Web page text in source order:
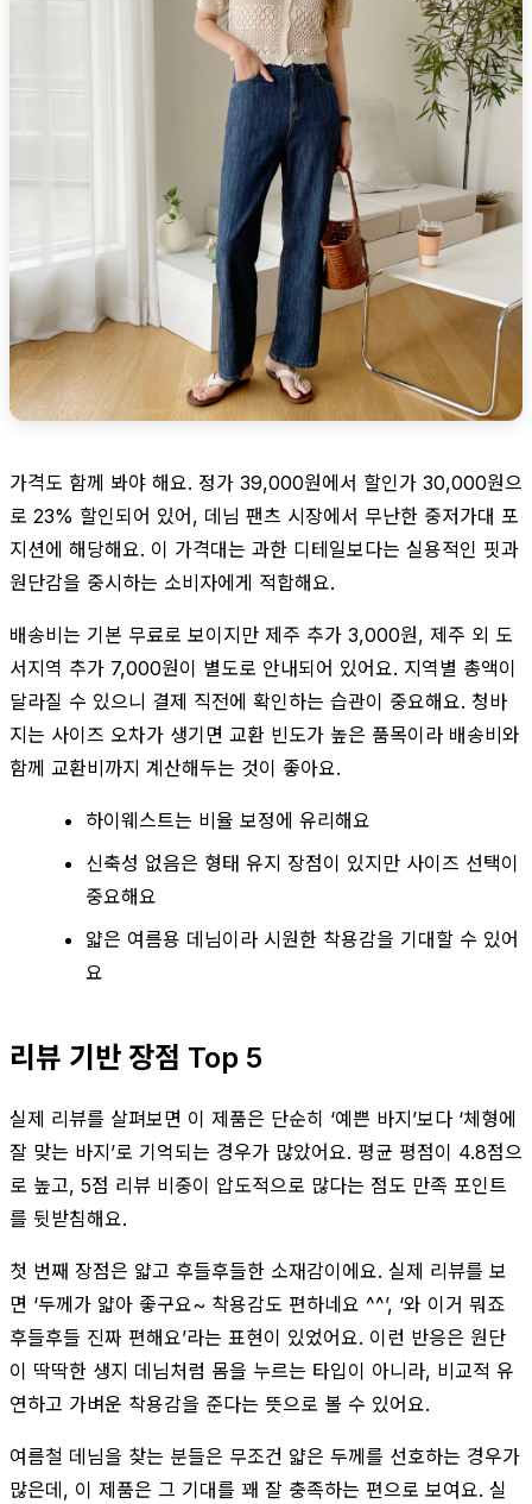
가격도 함께 봐야 해요. 정가 39,000원에서 할인가 30,000원으
로 23% 할인되어 있어, 데님 팬츠 시장에서 무난한 중저가대 포
지션에 해당해요. 이 가격대는 과한 디테일보다는 실용적인 핏과
원단감을 중시하는 소비자에게 적합해요.
배송비는 기본 무료로 보이지만 제주 추가 3,000원, 제주 외 도
서지역 추가 7,000원이 별도로 안내되어 있어요. 지역별 총액이
달라질 수 있으니 결제 직전에 확인하는 습관이 중요해요. 청바
지는 사이즈 오차가 생기면 교환 빈도가 높은 품목이라 배송비와
함께 교환비까지 계산해두는 것이 좋아요.
하이웨스트는 비율 보정에 유리해요
신축성 없음은 형태 유지 장점이 있지만 사이즈 선택이
중요해요
얇은 여름용 데님이라 시원한 착용감을 기대할 수 있어
요
리뷰 기반 장점 Top 5
실제 리뷰를 살펴보면 이 제품은 단순히 ‘예쁜 바지’보다 ‘체형에
잘 맞는 바지’로 기억되는 경우가 많았어요. 평균 평점이 4.8점으
로 높고, 5점 리뷰 비중이 압도적으로 많다는 점도 만족 포인트
를 뒷받침해요.
첫 번째 장점은 얇고 후들후들한 소재감이에요. 실제 리뷰를 보
면 ‘두께가 얇아 좋구요~ 착용감도 편하네요 ^^’, ‘와 이거 뭐죠
후들후들 진짜 편해요’라는 표현이 있었어요. 이런 반응은 원단
이 딱딱한 생지 데님처럼 몸을 누르는 타입이 아니라, 비교적 유
연하고 가벼운 착용감을 준다는 뜻으로 볼 수 있어요.
여름철 데님을 찾는 분들은 무조건 얇은 두께를 선호하는 경우가
많은데, 이 제품은 그 기대를 꽤 잘 충족하는 편으로 보여요. 실